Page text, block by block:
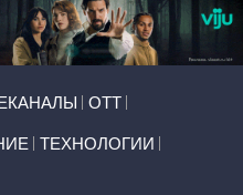
ОТТ
ТЕХНОЛОГИИ